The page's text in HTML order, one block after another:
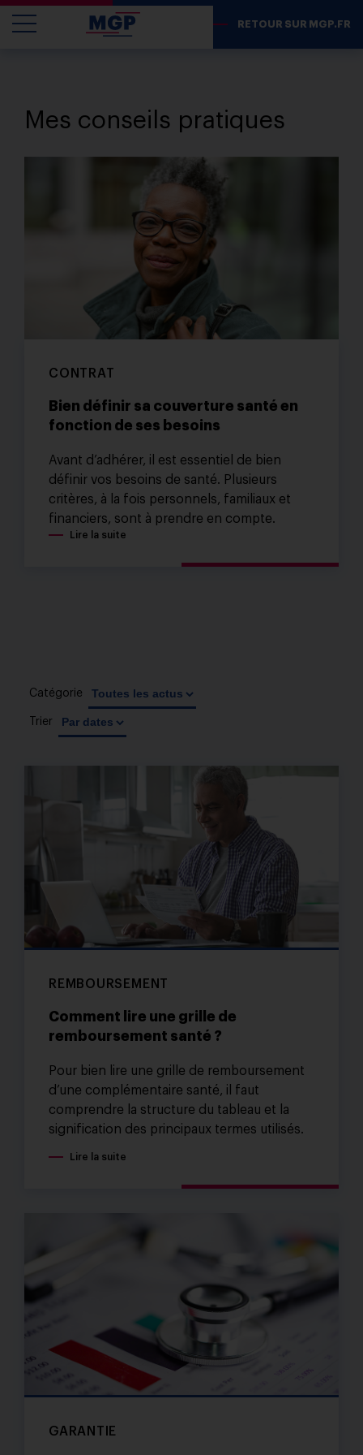
RETOUR SUR MGP.FR
Mes conseils pratiques
CONTRAT
Bien définir sa couverture santé en
fonction de ses besoins
Avant d’adhérer, il est essentiel de bien
définir vos besoins de santé. Plusieurs
critères, à la fois personnels, familiaux et
financiers, sont à prendre en compte.
Lire la suite
Catégorie
Trier
REMBOURSEMENT
Comment lire une grille de
remboursement santé ?
Pour bien lire une grille de remboursement
d’une complémentaire santé, il faut
comprendre la structure du tableau et la
signification des principaux termes utilisés.
Lire la suite
GARANTIE